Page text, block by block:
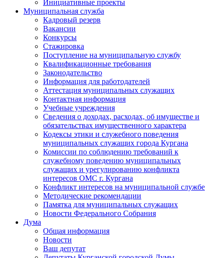
Инициативные проекты
Муниципальная служба
Кадровый резерв
Вакансии
Конкурсы
Стажировка
Поступление на муниципальную службу
Квалификационные требования
Законодательство
Информация для работодателей
Аттестация муниципальных служащих
Контактная информация
Учебные учреждения
Сведения о доходах, расходах, об имуществе и
обязательствах имущественного характера
Кодексы этики и служебного поведения
муниципальных служащих города Кургана
Комиссии по соблюдению требований к
служебному поведению муниципальных
служащих и урегулированию конфликта
интересов ОМС г. Кургана
Конфликт интересов на муниципальной службе
Методические рекомендации
Памятка для муниципальных служащих
Новости Федерального Cобрания
Дума
Общая информация
Новости
Ваш депутат